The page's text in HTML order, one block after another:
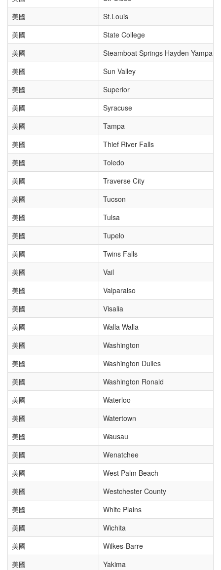
美國
St.Louis
美國
State College
美國
Steamboat Springs Hayden Yampa
美國
Sun Valley
美國
Superior
美國
Syracuse
美國
Tampa
美國
Thief River Falls
美國
Toledo
美國
Traverse City
美國
Tucson
美國
Tulsa
美國
Tupelo
美國
Twins Falls
美國
Vail
美國
Valparaiso
美國
Visalia
美國
Walla Walla
美國
Washington
美國
Washington Dulles
美國
Washington Ronald
美國
Waterloo
美國
Watertown
美國
Wausau
美國
Wenatchee
美國
West Palm Beach
美國
Westchester County
美國
White Plains
美國
Wichita
美國
Wilkes-Barre
美國
Yakima